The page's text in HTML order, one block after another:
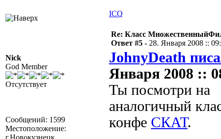
ICQ
Nick
God Member
Отсутствует
Сообщений: 1599
Местоположение:
г.Новокузнецк
Re: Класс
Ответ #5 - 28. Января 2008 ::
JohnyDeath
Января 2008 ::
Ты посмотри на
аналогичный
конфе СКАТ.